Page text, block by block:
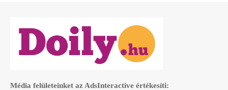
Média felületeinket az AdsInteractive értékesíti: